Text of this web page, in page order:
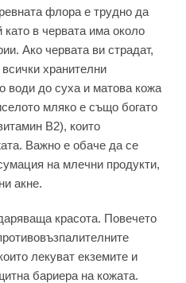
флора е трудно да
в червата има около
Ако червата ви страдат,
хранителни
води до суха и матова кожа
мляко е също богато
B2), които
Важно е обаче да се
на млечни продукти,
акне.
красота. Повечето
лекуват екземите и
бариера на кожата.